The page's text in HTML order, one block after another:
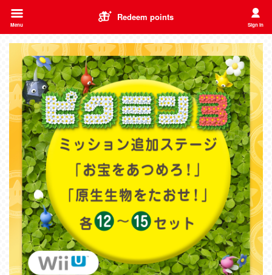
Redeem points
Menu Sign in